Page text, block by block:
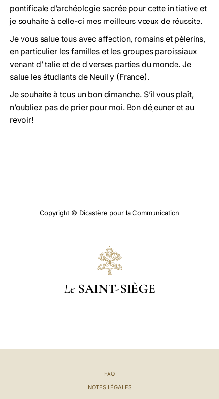
pontificale d’archéologie sacrée pour cette initiative et
je souhaite à celle-ci mes meilleurs vœux de réussite.
Je vous salue tous avec affection, romains et pèlerins,
en particulier les familles et les groupes paroissiaux
venant d’Italie et de diverses parties du monde. Je
salue les étudiants de Neuilly (France).
Je souhaite à tous un bon dimanche. S’il vous plaît,
n’oubliez pas de prier pour moi. Bon déjeuner et au
revoir!
Copyright © Dicastère pour la Communication
Le SAINT-SIÈGE
FAQ
NOTES LÉGALES